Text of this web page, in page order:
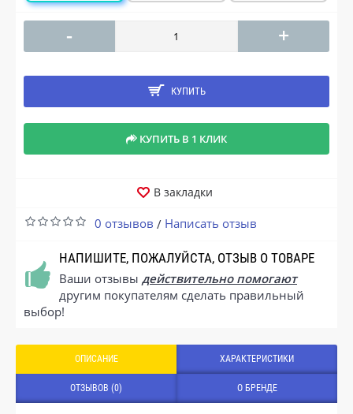
- +
КУПИТЬ
КУПИТЬ В 1 КЛИК
В закладки
0 отзывов / Написать отзыв
НАПИШИТЕ, ПОЖАЛУЙСТА, ОТЗЫВ О ТОВАРЕ
Ваши отзывы действительно помогают
другим покупателям сделать правильный
выбор!
ОПИСАНИЕ ХАРАКТЕРИСТИКИ
ОТЗЫВОВ (0) О БРЕНДЕ